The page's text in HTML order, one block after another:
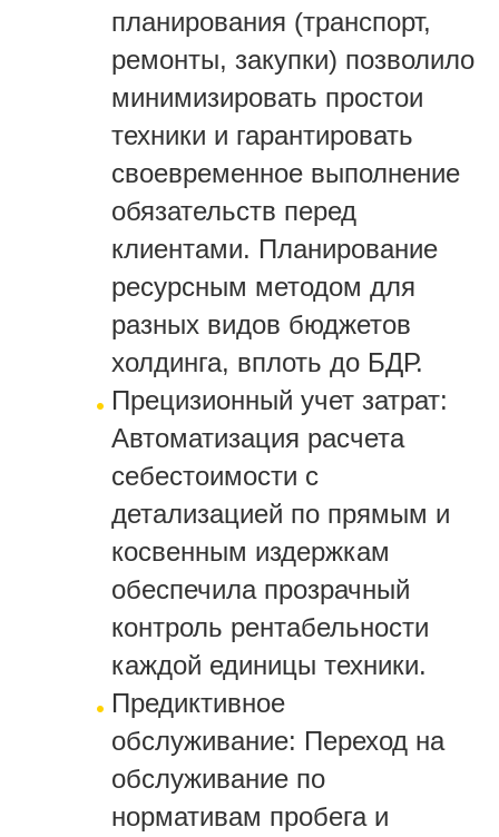
планирования (транспорт,
ремонты, закупки) позволило
минимизировать простои
техники и гарантировать
своевременное выполнение
обязательств перед
клиентами. Планирование
ресурсным методом для
разных видов бюджетов
холдинга, вплоть до БДР.
Прецизионный учет затрат:
Автоматизация расчета
себестоимости с
детализацией по прямым и
косвенным издержкам
обеспечила прозрачный
контроль рентабельности
каждой единицы техники.
Предиктивное
обслуживание: Переход на
обслуживание по
нормативам пробега и